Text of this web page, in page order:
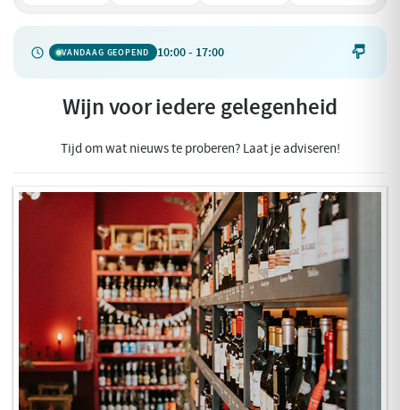
VANDAAG GEOPEND 10:00 - 17:00 
Wijn voor iedere gelegenheid
Tijd om wat nieuws te proberen? Laat je adviseren!